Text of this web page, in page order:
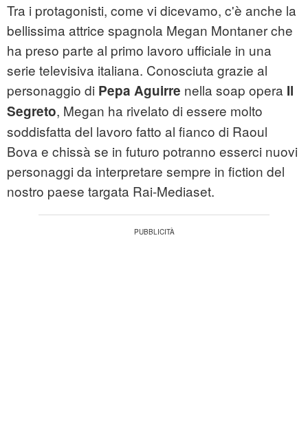
Tra i protagonisti, come vi dicevamo, c'è anche la
bellissima attrice spagnola Megan Montaner che
ha preso parte al primo lavoro ufficiale in una
serie televisiva italiana. Conosciuta grazie al
personaggio di Pepa Aguirre nella soap opera Il
Segreto, Megan ha rivelato di essere molto
soddisfatta del lavoro fatto al fianco di Raoul
Bova e chissà se in futuro potranno esserci nuovi
personaggi da interpretare sempre in fiction del
nostro paese targata Rai-Mediaset.